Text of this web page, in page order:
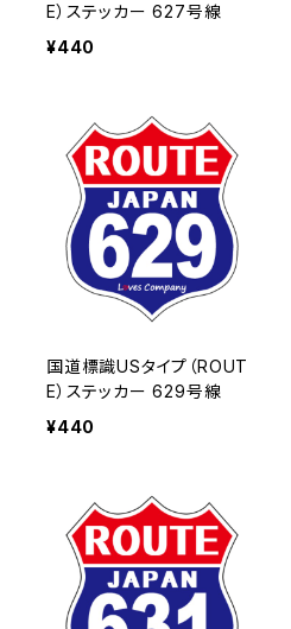
E）ステッカー 627号線
¥440
国道標識USタイプ（ROUT
E）ステッカー 629号線
¥440